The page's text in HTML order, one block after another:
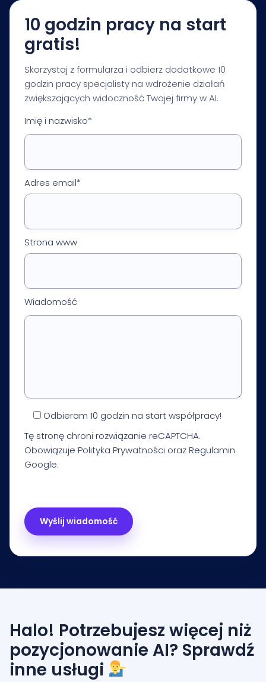
10 godzin pracy na start
gratis!
Skorzystaj z formularza i odbierz dodatkowe 10
godzin pracy specjalisty na wdrożenie działań
zwiększających widoczność Twojej firmy w AI.
Imię i nazwisko*
Adres email*
Strona www
Wiadomość
Odbieram 10 godzin na start współpracy!
Tę stronę chroni rozwiązanie reCAPTCHA.
Obowiązuje Polityka Prywatności orazRegulamin
Google.
Halo! Potrzebujesz więcej niż
pozycjonowanie AI? Sprawdź
inne usługi